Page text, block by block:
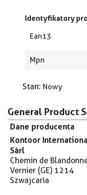
Identyfikatory
Ean13
Mpn
Stan: Nowy
General Product
Dane producenta
Kontoor
Sàrl
Chemin de
Vernier (GE) 1214
Szwajcaria